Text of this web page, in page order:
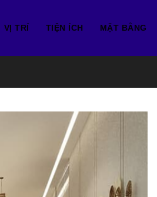
VỊ TRÍ TIỆN ÍCH MẶT BẰNG